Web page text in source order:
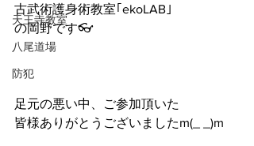
天王寺教室
八尾道場
防犯
古武術護身術教室｢ekoLAB｣
の岡野です👓
足元の悪い中、ご参加頂いた
皆様ありがとうございましたm(_ _)m